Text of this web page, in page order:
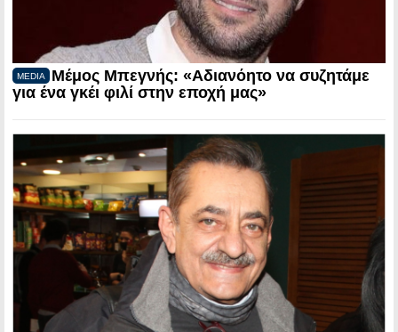
MEDIA
Μέμος Μπεγνής: «Αδιανόητο να συζητάμε
για ένα γκέι φιλί στην εποχή μας»